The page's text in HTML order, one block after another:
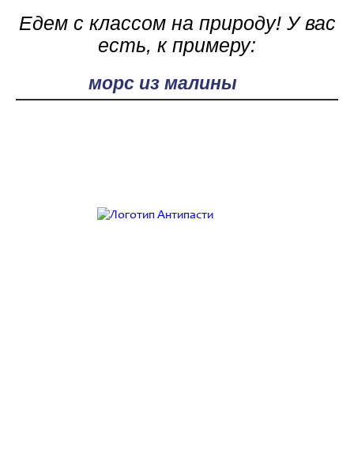
Едем с классом на природу! У вас
есть, к примеру: